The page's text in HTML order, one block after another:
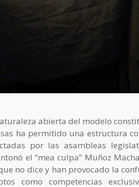
abierta del modelo
ha permitido una estructura
por las asambleas
el “mea culpa” Muñoz
no dice y han provocado la
como competencias